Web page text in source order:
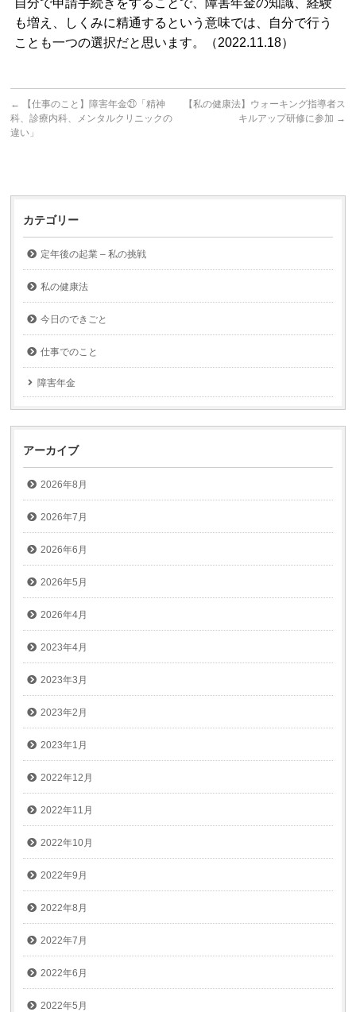
自分で申請手続きをすることで、障害年金の知識、経験
も増え、しくみに精通するという意味では、自分で行う
ことも一つの選択だと思います。（2022.11.18）
←
【仕事のこと】障害年金㉑「精神
科、診療内科、メンタルクリニックの
違い」
【私の健康法】ウォーキング指導者ス
キルアップ研修に参加 →
カテゴリー
定年後の起業 – 私の挑戦
私の健康法
今日のできごと
仕事でのこと
障害年金
アーカイブ
2026年8月
2026年7月
2026年6月
2026年5月
2026年4月
2023年4月
2023年3月
2023年2月
2023年1月
2022年12月
2022年11月
2022年10月
2022年9月
2022年8月
2022年7月
2022年6月
2022年5月